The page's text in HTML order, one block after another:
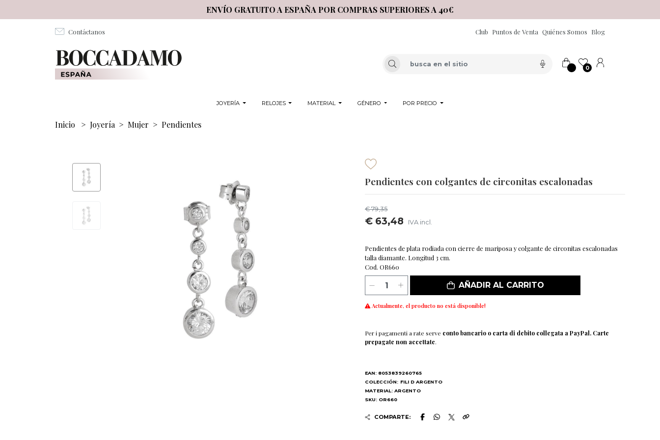
ENVÍO GRATUITO A ESPAÑA POR COMPRAS SUPERIORES A 40€
Contáctanos Club Puntos de Venta Quiénes Somos Blog
0
JOYERÍA RELOJES MATERIAL GÉNERO POR PRECIO
Inicio > Joyería > Mujer > Pendientes
Pendientes con colgantes de circonitas escalonadas
€ 79,35
€ 63,48 IVA incl.
Pendientes de plata rodiada con cierre de mariposa y colgante de circonitas escalonadas
talla diamante. Longitud 3 cm.
Cod. OR660
AÑADIR AL CARRITO
Actualmente, el producto no está disponible!
Per i pagamenti a rate serve conto bancario o carta di debito collegata a PayPal. Carte
prepagate non accettate.
EAN: 8053839260765
COLECCIÓN: FILI D ARGENTO
MATERIAL: ARGENTO
SKU: OR660
COMPARTE: